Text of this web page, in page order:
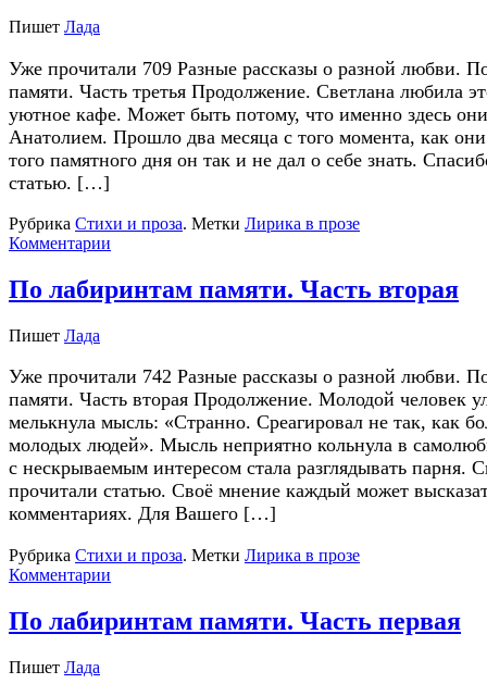
Пишет Лада
Уже прочитали 709 Разные рассказы о разной любви.
памяти. Часть третья Продолжение. Светлана любила
уютное кафе. Может быть потому, что именно здесь
Анатолием. Прошло два месяца с того момента, как
того памятного дня он так и не дал о себе знать.
статью. […]
Рубрика Стихи и проза. Метки Лирика в прозе
Комментарии
По лабиринтам памяти. Часть вторая
Пишет Лада
Уже прочитали 742 Разные рассказы о разной любви.
памяти. Часть вторая Продолжение. Молодой человек
мелькнула мысль: «Странно. Среагировал не так, как
молодых людей». Мысль неприятно кольнула в
с нескрываемым интересом стала разглядывать парня.
прочитали статью. Своё мнение каждый может
комментариях. Для Вашего […]
Рубрика Стихи и проза. Метки Лирика в прозе
Комментарии
По лабиринтам памяти. Часть первая
Пишет Лада